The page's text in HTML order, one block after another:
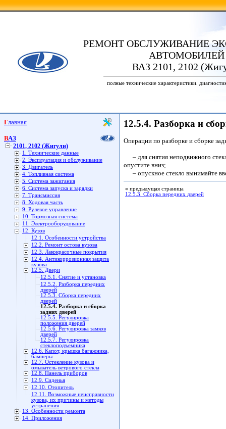
РЕМОНТ ОБСЛУЖИВАНИЕ
АВТОМОБИЛЕЙ
ВАЗ 2101, 2102
полные технические характеристики.
Главная
ВАЗ
2101, 2102 (Жигули)
1. Технические данные
2. Эксплуатация и обслуживание
3. Двигатель
4. Топливная система
5. Система зажигания
6. Система запуска и зарядки
7. Трансмиссия
8. Ходовая часть
9. Рулевое управление
10. Тормозная система
11. Электрооборудование
12. Кузов
12.1. Особенности устройства
12.2. Ремонт остова кузова
12.3. Лакокрасочные покрытия
12.4. Антикоррозионная защита
кузова
12.5. Двери
12.5.1. Снятие и установка
12.5.2. Разборка передних
дверей
12.5.3. Сборка передних
дверей
12.5.4. Разборка и сборка
задних дверей
12.5.5. Регулировка
положения дверей
12.5.6. Регулировка замков
дверей
12.5.7. Регулировка
стеклоподъемника
12.6. Капот, крышка багажника,
бамперы
12.7. Остекление кузова и
омыватель ветрового стекла
12.8. Панель приборов
12.9. Сиденья
12.10. Отопитель
12.11. Возможные неисправности
кузова, их причины и методы
устранения
13. Особенности ремонта
14. Приложения
12.5.4. Разборка и
Операции по разборке и сборке
– для снятия неподвижного
опустите вниз;
– опускное стекло вынимайте
« предыдущая страница
12.5.3. Сборка передних дверей